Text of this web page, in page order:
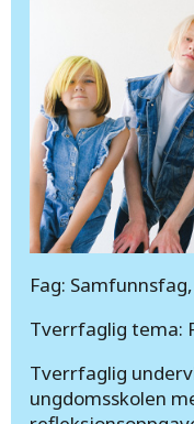
Fag:
Tverrfaglig tema:
Tverrfaglig
ungdomsskolen